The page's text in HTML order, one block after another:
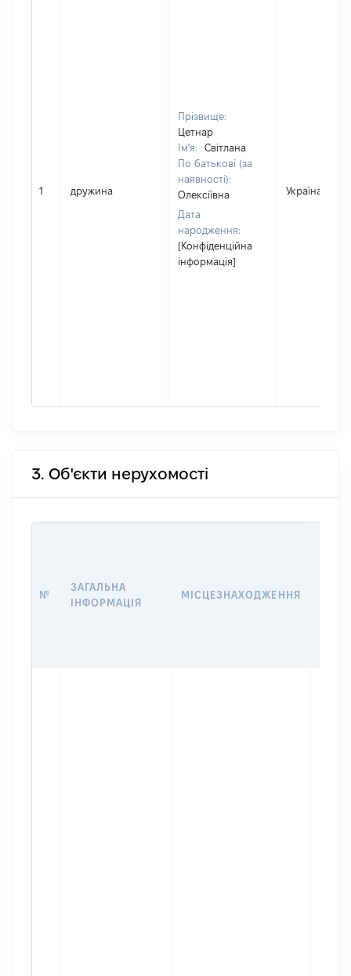
1 дружина
Прізвище:
Цетнар
Ім'я:
Світлана
По батькові (за
наявності):
Олексіївна
Дата
народження:
[Конфіденційна
інформація]
Україна
3. Об'єкти нерухомості
№
ЗАГАЛЬНА
ІНФОРМАЦІЯ
МІСЦЕЗНАХОДЖЕННЯ